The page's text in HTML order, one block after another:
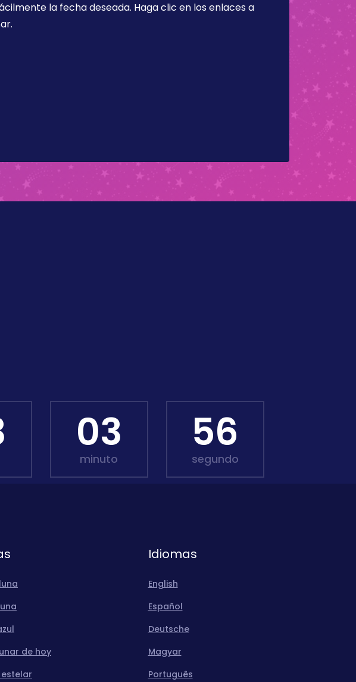
la fecha deseada. Haga clic en los enlaces a
03
minuto
55
segundo
de hoy
Idiomas
English
Español
Deutsche
Magyar
Português